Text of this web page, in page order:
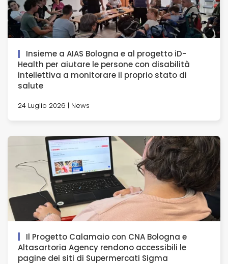
Insieme a AIAS Bologna e al progetto iD-
Health per aiutare le persone con disabilità
intellettiva a monitorare il proprio stato di
salute
24 Luglio 2026 | News
Il Progetto Calamaio con CNA Bologna e
Altasartoria Agency rendono accessibili le
pagine dei siti di Supermercati Sigma